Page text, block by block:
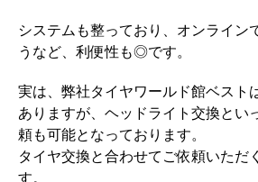
システムも整っており、オンライン
うなど、利便性も◎です。
実は、弊社タイヤワールド館ベスト
ありますが、ヘッドライト交換とい
頼も可能となっております。
タイヤ交換と合わせてご依頼いただ
す。